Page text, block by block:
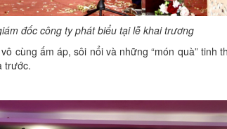
đốc công ty phát biểu tại lễ khai trương
cùng ấm áp, sôi nổi và những “món quà” tinh
trước.